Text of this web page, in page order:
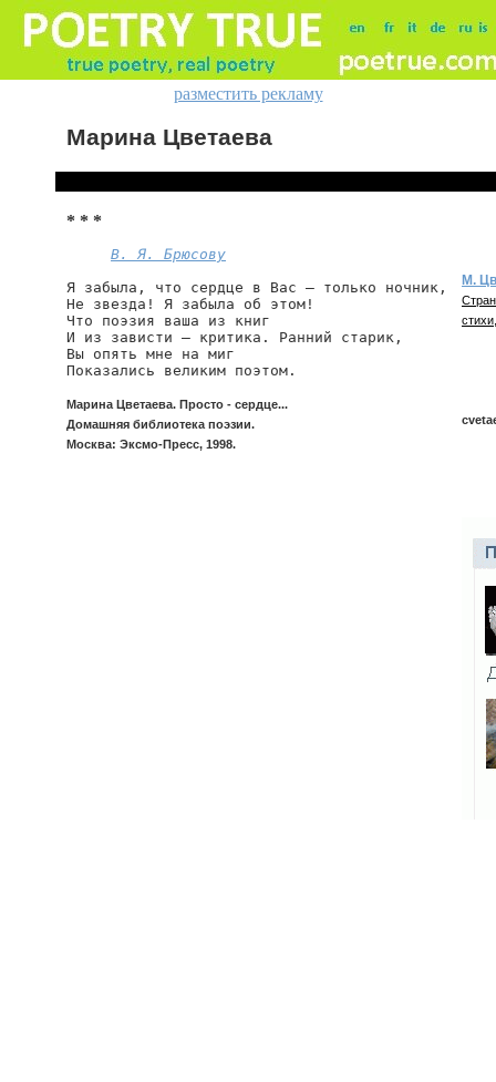
разместить рекламу
Марина Цветаева
* * *
В. Я. Брюсову
Я забыла, что сердце в Вас — только ночник,
Не звезда! Я забыла об этом!
Что поэзия ваша из книг
И из зависти — критика. Ранний старик,
Вы опять мне на миг
Показались великим поэтом.
Марина Цветаева. Просто - сердце...
Домашняя библиотека поэзии.
Москва: Эксмо-Пресс, 1998.
М.